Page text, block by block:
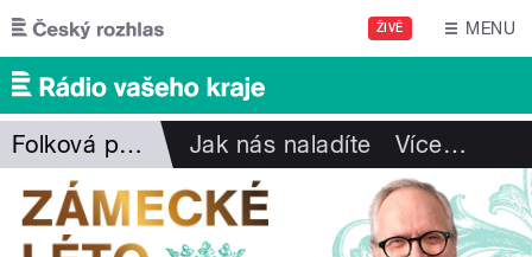
Přejít k hlavnímu obsahu
ŽIVĚ MENU
Folková pohlazení Jak nás naladíte Více…